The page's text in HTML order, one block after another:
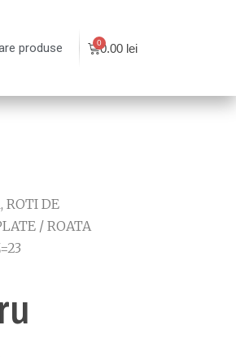
produse 0.00 lei
ROTI DE
/ ROATA